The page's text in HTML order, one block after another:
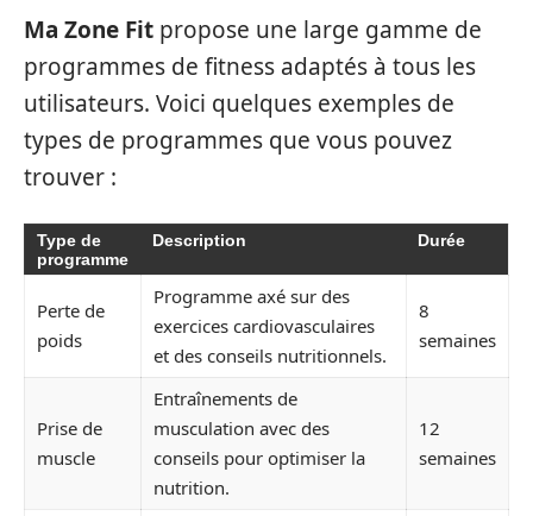
Ma Zone Fit propose une large gamme de
programmes de fitness adaptés à tous les
utilisateurs. Voici quelques exemples de
types de programmes que vous pouvez
trouver :
Type de
programme
Description Durée
Perte de
poids
Programme axé sur des
exercices cardiovasculaires
et des conseils nutritionnels.
8
semaines
Prise de
muscle
Entraînements de
musculation avec des
conseils pour optimiser la
nutrition.
12
semaines